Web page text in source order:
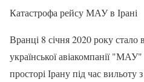
Катастрофа рейсу МАУ в Ірані
Вранці 8 січня 2020 року
української авіакомпанії
просторі Ірану під час вильоту